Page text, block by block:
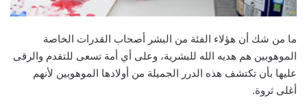
ما من شك أن هؤلاء الفئة من البشر أصحاب القدرات الخاصة
الموهوبين هم هديه الله للبشرية، وعلى أي أمة تسعى للتقدم والرقى
عليها بأن تكتشف هذه الدرر الجميلة من أولادها الموهوبين لأنهم
أغلى ثروة.